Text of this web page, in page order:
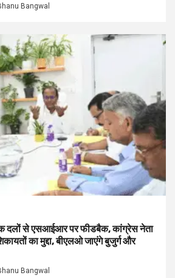
Bangwal
दलों से एसआईआर पर फीडबैक, कांग्रेस नेता
का मुद्दा, बीएलओ जाएंगे बुजुर्ग और
Bangwal